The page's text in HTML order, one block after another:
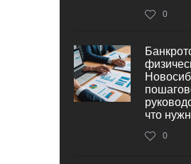
0
что
0